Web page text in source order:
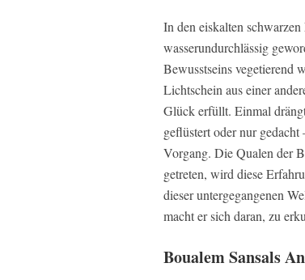
In den eiskalten
wasserundurchlässig
Bewusstseins vegetierend
Lichtschein aus einer
Glück erfüllt. Einmal
geflüstert oder nur
Vorgang. Die Qualen der
getreten, wird diese
dieser untergegangenen
macht er sich daran, zu
Boualem Sansals